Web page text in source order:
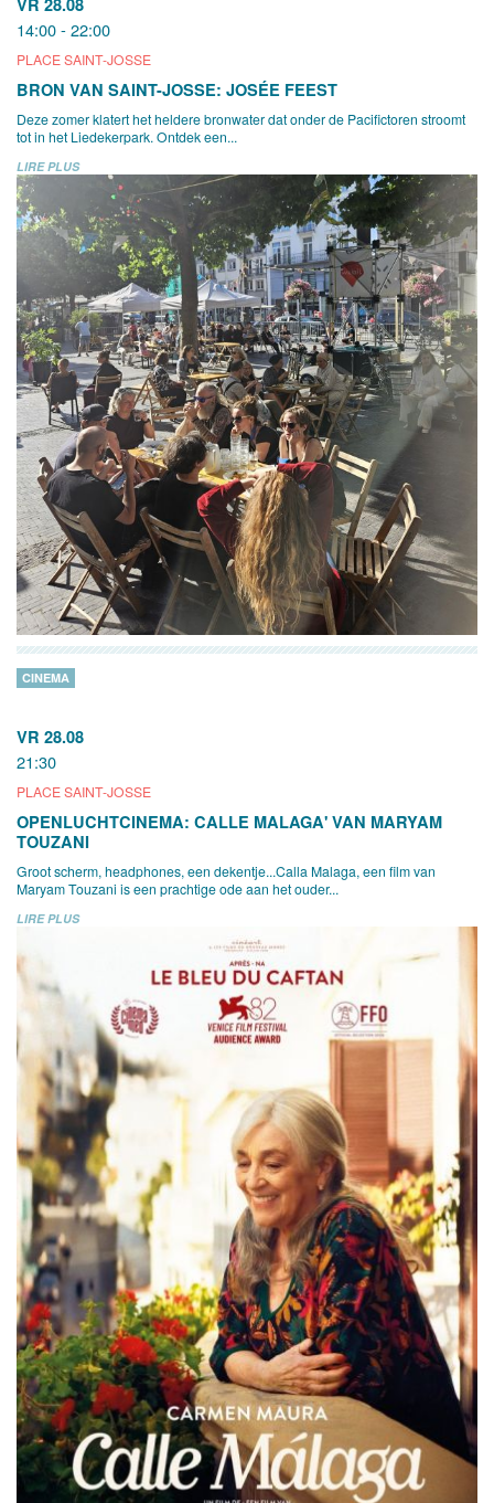
VR 28.08
14:00 - 22:00
PLACE SAINT-JOSSE
BRON VAN SAINT-JOSSE: JOSÉE FEEST
Deze zomer klatert het heldere bronwater dat onder de Pacifictoren stroomt
tot in het Liedekerpark. Ontdek een...
LIRE PLUS
VR 28.08
21:30
PLACE SAINT-JOSSE
CINEMA
OPENLUCHTCINEMA: CALLE MALAGA' VAN MARYAM
TOUZANI
Groot scherm, headphones, een dekentje...Calla Malaga, een film van
Maryam Touzani is een prachtige ode aan het ouder...
LIRE PLUS